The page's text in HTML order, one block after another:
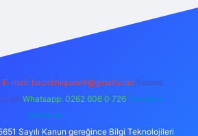
E-mail: backlinkpaneli@gmail.com Teams:
Whatsapp: 0262 606 0 726 Telegram:
@karabul
Sayılı Kanun gereğince Bilgi Teknolojileri